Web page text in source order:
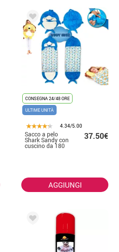
CONSEGNA 24/48 ORE
ULTIME UNITÀ
4.34/5.00
Sacco a pelo
Shark Sandy con
cuscino da 180
37.50€
AGGIUNGI